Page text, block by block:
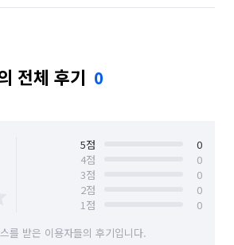
울 동작구 서울 서초구
전체 후기 0
5점
0
4점
0
3점
0
2점
0
1점
0
를 받은 이용자들의 후기입니다.